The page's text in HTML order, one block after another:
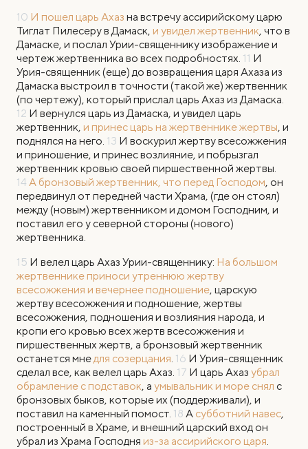
10 И пошел царь Ахаз на встречу ассирийскому царю
Тиглат Пилесеру в Дамаск, и увидел жертвенник, что в
Дамаске, и послал Урии-священнику изображение и
чертеж жертвенника во всех подробностях. 11 И
Урия-священник (еще) до возвращения царя Ахаза из
Дамаска выстроил в точности (такой же) жертвенник
(по чертежу), который прислал царь Ахаз из Дамаска.
12 И вернулся царь из Дамаска, и увидел царь
жертвенник, и принес царь на жертвеннике жертвы, и
поднялся на него. 13 И воскурил жертву всесожжения
и приношение, и принес возлияние, и побрызгал
жертвенник кровью своей пиршественной жертвы.
14 А бронзовый жертвенник, что перед Господом, он
передвинул от передней части Храма, (где он стоял)
между (новым) жертвенником и домом Господним, и
поставил его у северной стороны (нового)
жертвенника.
15 И велел царь Ахаз Урии-священнику: На большом
жертвеннике приноси утреннюю жертву
всесожжения и вечернее подношение, царскую
жертву всесожжения и подношение, жертвы
всесожжения, подношения и возлияния народа, и
кропи его кровью всех жертв всесожжения и
пиршественных жертв, а бронзовый жертвенник
останется мнедля созерцания. 16 И Урия-священник
сделал все, как велел царь Ахаз. 17 И царь Ахаз убрал
обрамление с подставок, а умывальник и море снял с
бронзовых быков, которые их (поддерживали), и
поставил на каменный помост. 18 А субботний навес,
построенный в Храме, и внешний царский вход он
убрал из Храма Господня из-за ассирийского царя.